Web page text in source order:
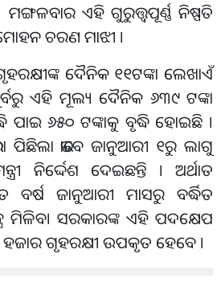
ଏହି ଗୁରୁତ୍ତ୍ୱପୂର୍ଣ୍ଣ ନିଷ୍ପତି
ଚରଣ ମାଝୀ ।
ଦୈନିକ ୧୧ଟଙ୍କା ଲେଖାଏଁ
ଏହି ମୂଲ୍ୟ ଦୈନିକ ୬୩୯ ଟଙ୍କା
ପାଇ ୬୫୦ ଟଙ୍କାକୁ ବୃଦ୍ଧି ହୋଇଛି ।
ପିଛିଲା ଭାବେ ଜାନୁଆରୀ ୧ରୁ ଲାଗୁ
ନିର୍ଦ୍ଦେଶ ଦେଇଛନ୍ତି । ଅର୍ଥାତ
ବର୍ଷ ଜାନୁଆରୀ ମାସରୁ ବର୍ଦ୍ଧିତ
ସରକାରଙ୍କ ଏହି ପଦକ୍ଷେପ
ଗୃହରକ୍ଷୀ ଉପକୃତ ହେବେ ।